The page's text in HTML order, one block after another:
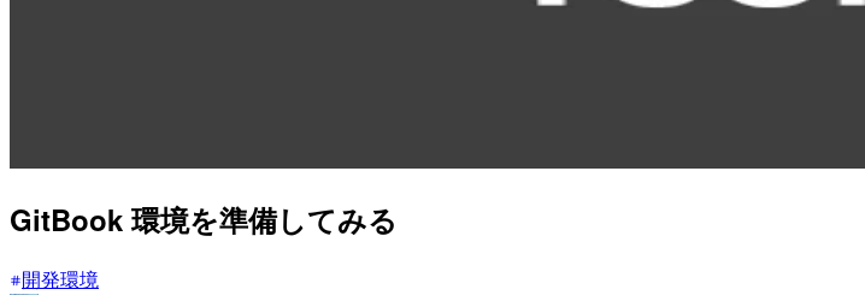
GitBook 環境を準備してみる
開発環境